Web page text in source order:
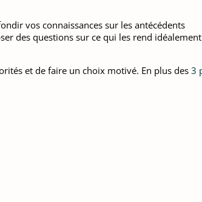
vos connaissances sur les antécédents
des questions sur ce qui les rend
et de faire un choix motivé. En plus des 3